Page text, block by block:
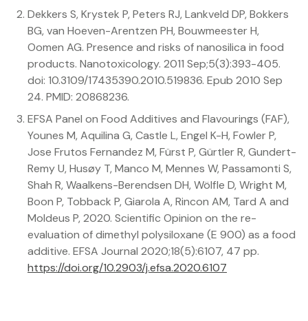
Dekkers S, Krystek P, Peters RJ, Lankveld DP, Bokkers
BG, van Hoeven-Arentzen PH, Bouwmeester H,
Oomen AG. Presence and risks of nanosilica in food
products. Nanotoxicology. 2011 Sep;5(3):393-405.
doi: 10.3109/17435390.2010.519836. Epub 2010 Sep
24. PMID: 20868236.
EFSA Panel on Food Additives and Flavourings (FAF),
Younes M, Aquilina G, Castle L, Engel K-H, Fowler P,
Jose Frutos Fernandez M, Fürst P, Gürtler R, Gundert-
Remy U, Husøy T, Manco M, Mennes W, Passamonti S,
Shah R, Waalkens-Berendsen DH, Wölfle D, Wright M,
Boon P, Tobback P, Giarola A, Rincon AM, Tard A and
Moldeus P, 2020. Scientific Opinion on the re-
evaluation of dimethyl polysiloxane (E 900) as a food
additive. EFSA Journal 2020;18(5):6107, 47 pp.
https://doi.org/10.2903/j.efsa.2020.6107